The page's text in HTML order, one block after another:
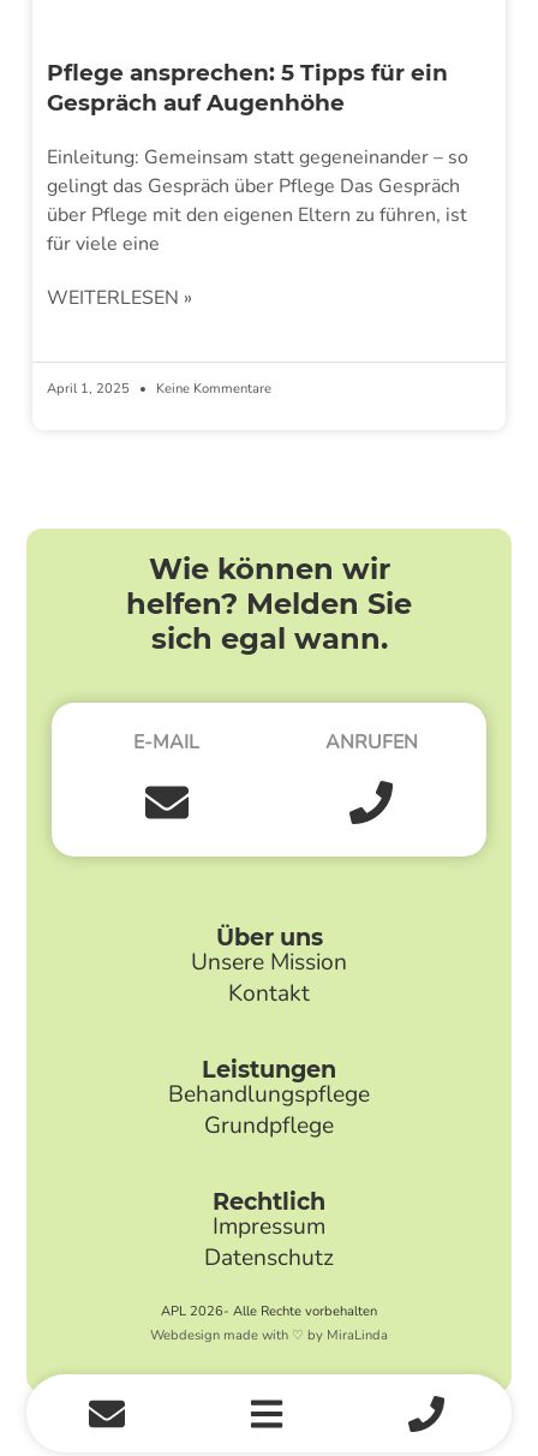
Pflege ansprechen: 5 Tipps für ein
Gespräch auf Augenhöhe
Einleitung: Gemeinsam statt gegeneinander – so
gelingt das Gespräch über Pflege Das Gespräch
über Pflege mit den eigenen Eltern zu führen, ist
für viele eine
WEITERLESEN »
April 1, 2025 Keine Kommentare
Wie können wir
helfen? Melden Sie
sich egal wann.
E-MAIL ANRUFEN
Über uns
Unsere Mission
Kontakt
Leistungen
Behandlungspflege
Grundpflege
Rechtlich
Impressum
Datenschutz
APL 2026- Alle Rechte vorbehalten
Webdesign made with ♡ by MiraLinda